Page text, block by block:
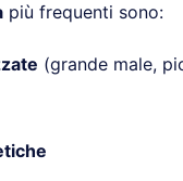
più frequenti sono:
(grande male,